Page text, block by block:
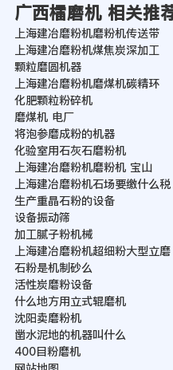
广西檑磨机 相关推
上海建冶磨粉机磨粉机传送带
上海建冶磨粉机煤焦炭深加工
颗粒磨圆机器
上海建冶磨粉机磨煤机碳精环
化肥颗粒粉碎机
磨煤机 电厂
将泡参磨成粉的机器
化验室用石灰石磨粉机
上海建冶磨粉机磨粉机 宝山
上海建冶磨粉机石场要缴什么税
生产重晶石粉的设备
设备振动筛
加工腻子粉机械
上海建冶磨粉机超细粉大型立磨
石粉是机制砂么
活性炭磨粉设备
什么地方用立式辊磨机
沈阳卖磨粉机
凿水泥地的机器叫什么
400目粉磨机